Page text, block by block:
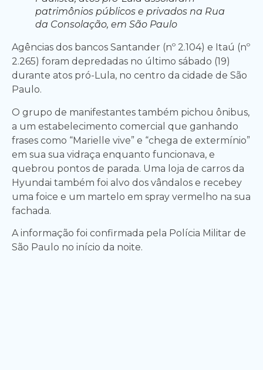
patrimônios públicos e privados na Rua
da Consolação, em São Paulo
Agências dos bancos Santander (nº 2.104) e Itaú (nº
2.265) foram depredadas no último sábado (19)
durante atos pró-Lula, no centro da cidade de São
Paulo.
O grupo de manifestantes também pichou ônibus,
a um estabelecimento comercial que ganhando
frases como “Marielle vive” e “chega de extermínio”
em sua sua vidraça enquanto funcionava, e
quebrou pontos de parada. Uma loja de carros da
Hyundai também foi alvo dos vândalos e recebey
uma foice e um martelo em spray vermelho na sua
fachada.
A informação foi confirmada pela Polícia Militar de
São Paulo no início da noite.